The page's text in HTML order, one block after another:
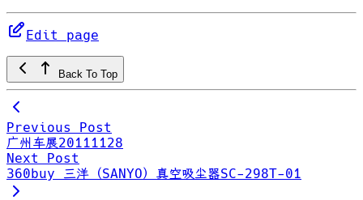
Edit page
Back To Top
Previous Post
广州车展20111128
Next Post
360buy 三洋（SANYO）真空吸尘器SC-298T-01